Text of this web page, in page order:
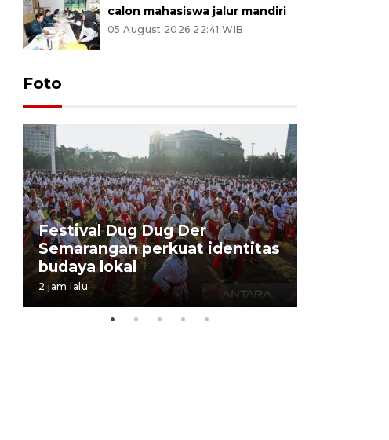
calon mahasiswa jalur mandiri
05 August 2026 22:41 WIB
Foto
Festival Dug Dug Der
Semarangan perkuat identitas
budaya lokal
2 jam lalu